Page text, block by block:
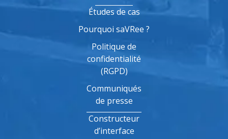
Études de cas
Pourquoi saVRee ?
Politique de
confidentialité
(RGPD)
Communiqués
de presse
Constructeur
d’interface